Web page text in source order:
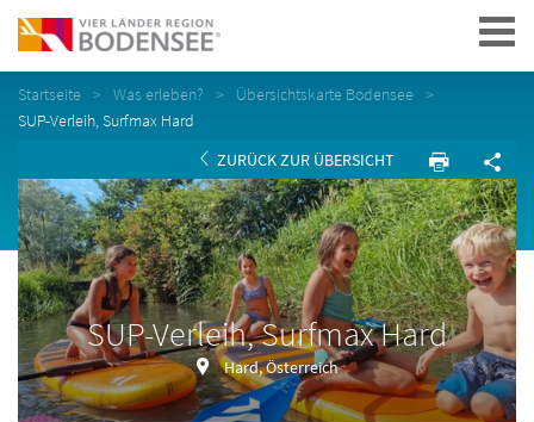
Navigation
Startseite Was erleben?
Übersichtskarte Bodensee
SUP-Verleih, Surfmax Hard
ZURÜCK ZUR ÜBERSICHT
SUP-Verleih, Surfmax Hard
Hard, Österreich